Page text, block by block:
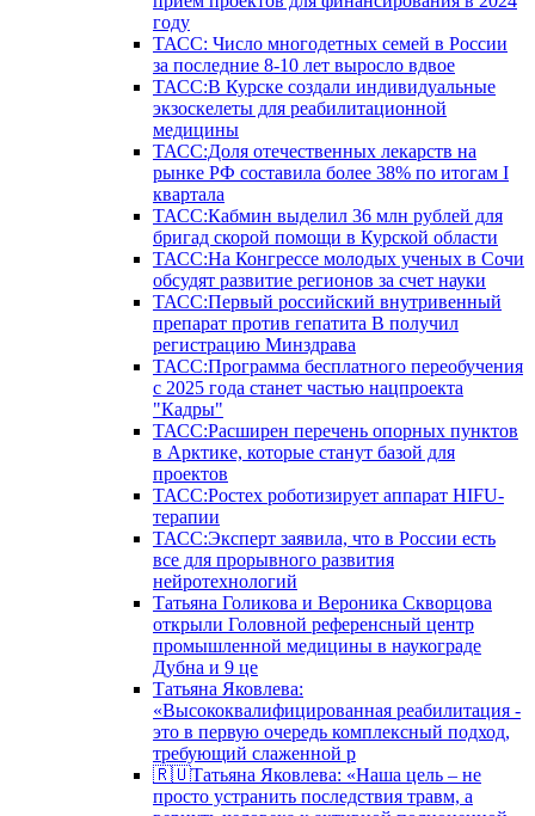
году
ТАСС: Число многодетных семей в России
за последние 8-10 лет выросло вдвое
ТАСС:В Курске создали индивидуальные
экзоскелеты для реабилитационной
медицины
ТАСС:Доля отечественных лекарств на
рынке РФ составила более 38% по итогам I
квартала
ТАСС:Кабмин выделил 36 млн рублей для
бригад скорой помощи в Курской области
ТАСС:На Конгрессе молодых ученых в Сочи
обсудят развитие регионов за счет науки
ТАСС:Первый российский внутривенный
препарат против гепатита В получил
регистрацию Минздрава
ТАСС:Программа бесплатного переобучения
с 2025 года станет частью нацпроекта
"Кадры"
ТАСС:Расширен перечень опорных пунктов
в Арктике, которые станут базой для
проектов
ТАСС:Ростех роботизирует аппарат HIFU-
терапии
ТАСС:Эксперт заявила, что в России есть
все для прорывного развития
нейротехнологий
Татьяна Голикова и Вероника Скворцова
открыли Головной референсный центр
промышленной медицины в наукограде
Дубна и 9 це
Татьяна Яковлева:
«Высококвалифицированная реабилитация -
это в первую очередь комплексный подход,
требующий слаженной р
🇷🇺Татьяна Яковлева: «Наша цель – не
просто устранить последствия травм, а